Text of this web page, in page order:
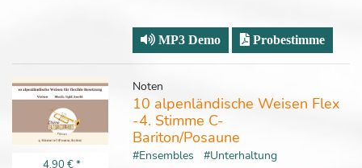
MP3 Demo Probestimme
4,90 €*
Noten
10 alpenländische Weisen Flex
-4. Stimme C-
Bariton/Posaune
#Ensembles
#Unterhaltung